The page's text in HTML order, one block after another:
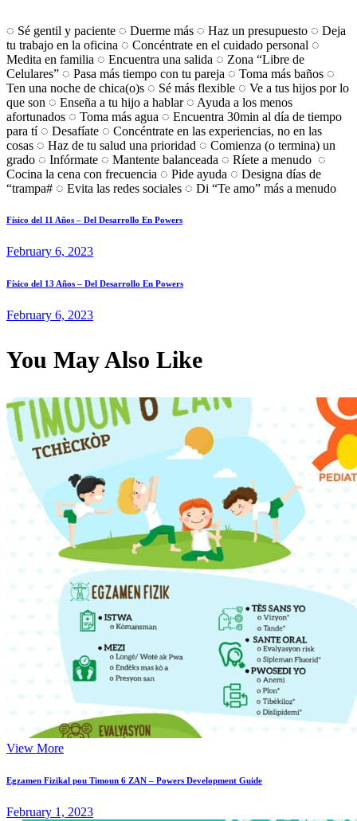
◌ Sé gentil y paciente ◌ Duerme más ◌ Haz un presupuesto ◌ Deja
tu trabajo en la oficina ◌ Concéntrate en el cuidado personal ◌
Medita en familia ◌ Encuentra una salida ◌ Zona “Libre de
Celulares” ◌ Pasa más tiempo con tu pareja ◌ Toma más baños ◌
Ten una noche de chica(o)s ◌ Sé más flexible ◌ Ve a tus hijos por lo
que son ◌ Enseña a tu hijo a hablar ◌ Ayuda a los menos
afortunados ◌ Toma más agua ◌ Encuentra 30min al día de tiempo
para tí ◌ Desafíate ◌ Concéntrate en las experiencias, no en las
cosas ◌ Haz de tu salud una prioridad ◌ Comienza (o termina) un
grado ◌ Infórmate ◌ Mantente balanceada ◌ Ríete a menudo ◌
Cocina la cena con frecuencia ◌ Pide ayuda ◌ Designa días de
“trampa# ◌ Evita las redes sociales ◌ Di “Te amo” más a menudo
Post
navigation
Previous
Físico del 11 Años – Del Desarrollo En Powers
February 6, 2023
Next
Físico del 13 Años – Del Desarrollo En Powers
February 6, 2023
You May Also Like
View More
Egzamen Fizikal pou Timoun 6 ZAN – Powers Development Guide
February 1, 2023